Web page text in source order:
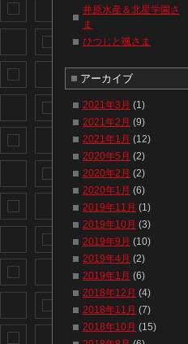
井原水産＆北星学園さ
ま
ひつじと颯さま
アーカイブ
2021年3月 (1)
2021年2月 (9)
2021年1月 (12)
2020年5月 (2)
2020年2月 (2)
2020年1月 (6)
2019年11月 (1)
2019年10月 (3)
2019年9月 (10)
2019年4月 (2)
2019年1月 (6)
2018年12月 (4)
2018年11月 (7)
2018年10月 (15)